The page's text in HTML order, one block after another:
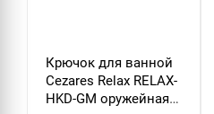
Крючок для ванной
Cezares Relax RELAX-
HKD-GM оружейная